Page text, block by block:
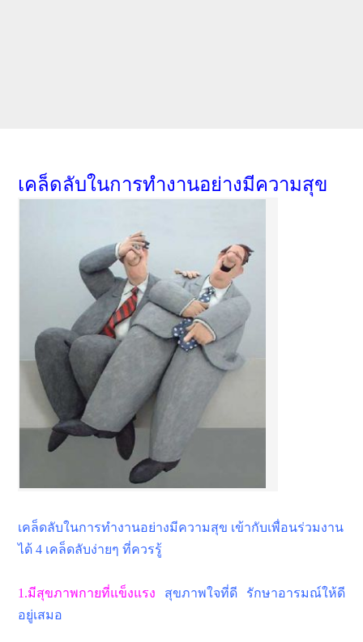
เคล็ดลับในการทำงานอย่างมีความสุข
เคล็ดลับในการทำงานอย่างมีความสุข เข้ากับเพื่อนร่วมงาน
ได้ 4 เคล็ดลับง่ายๆ ที่ควรรู้
1.มีสุขภาพกายที่แข็งแรง สุขภาพใจที่ดี รักษาอารมณ์ให้ดี
อยู่เสมอ